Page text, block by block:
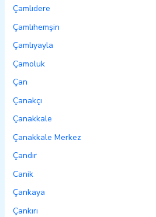
Çamlıdere
Çamlıhemşin
Çamlıyayla
Çamoluk
Çan
Çanakçı
Çanakkale
Çanakkale Merkez
Çandır
Canik
Çankaya
Çankırı